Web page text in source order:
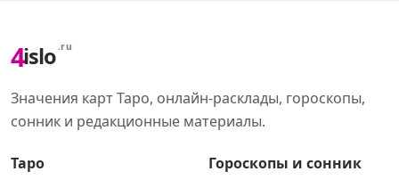
4islo .ru
Значения карт Таро, онлайн-расклады, гороскопы,
сонник и редакционные материалы.
Таро
Гороскопы и сонник